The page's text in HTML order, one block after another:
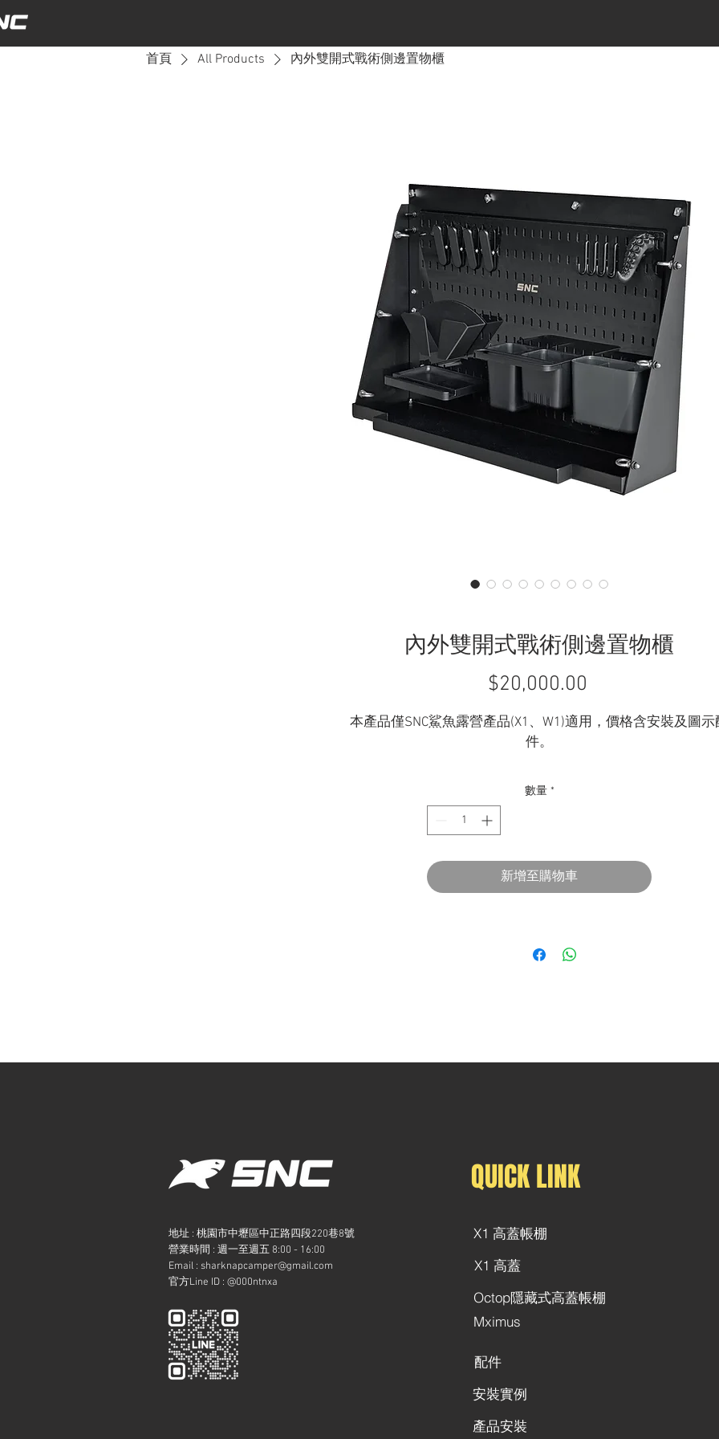
首頁 All Products 內外雙開式戰術側邊置物櫃
內外雙開式戰術側邊置物櫃
$20,000.00
格
本產品僅SNC鯊魚露營產品(X1、W1)適用，價格含安裝及圖示
件。
數量 *
新增至購物車
地址 : 桃園市中壢區中正路四段220巷8號
​營業時間 : 週一至週五 8:00 - 16:00
Email : sharknapcamper@gmail.com
官方Line ID : @000ntnxa
QUICK LINK
X1 高蓋帳棚
X1 高蓋
Octop隱藏式高蓋帳棚
配件
安裝實例
產品安裝
Mximus